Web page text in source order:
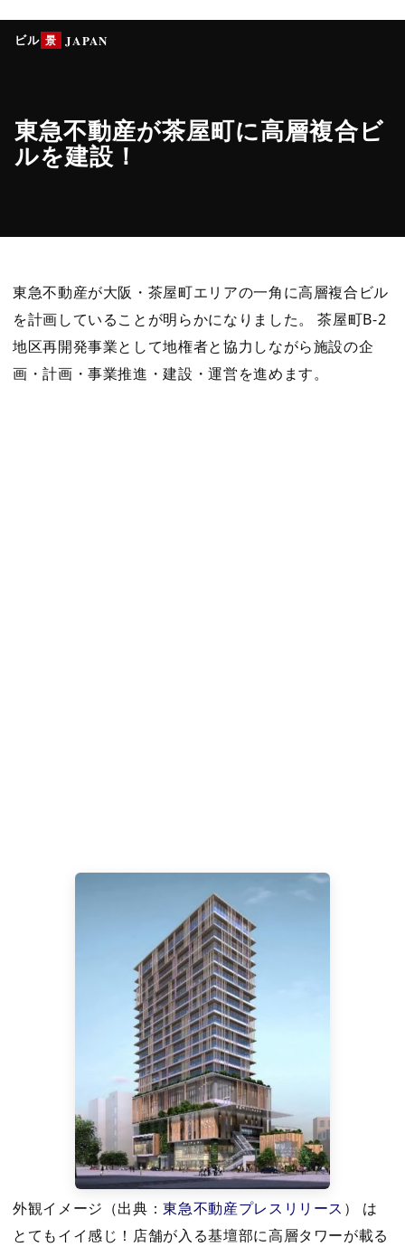
ビル 景 JAPAN
東急不動産が茶屋町に高層複合ビ
ルを建設！
東急不動産が大阪・茶屋町エリアの一角に高層複合ビル
を計画していることが明らかになりました。 茶屋町B-2
地区再開発事業として地権者と協力しながら施設の企
画・計画・事業推進・建設・運営を進めます。
外観イメージ（出典：東急不動産プレスリリース ） は
とてもイイ感じ！店舗が入る基壇部に高層タワーが載る